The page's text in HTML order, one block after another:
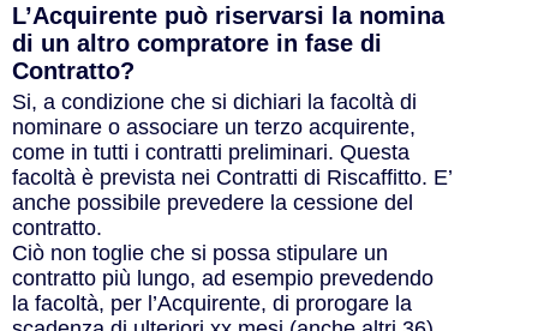
L’Acquirente può riservarsi la nomina
di un altro compratore in fase di
Contratto?
Si, a condizione che si dichiari la facoltà di
nominare o associare un terzo acquirente,
come in tutti i contratti preliminari. Questa
facoltà è prevista nei Contratti di Riscaffitto. E’
anche possibile prevedere la cessione del
contratto.
Ciò non toglie che si possa stipulare un
contratto più lungo, ad esempio prevedendo
la facoltà, per l’Acquirente, di prorogare la